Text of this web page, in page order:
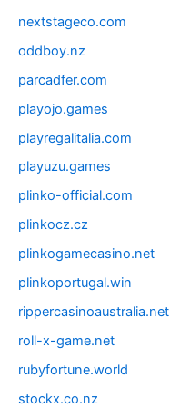
nextstageco.com
oddboy.nz
parcadfer.com
playojo.games
playregalitalia.com
playuzu.games
plinko-official.com
plinkocz.cz
plinkogamecasino.net
plinkoportugal.win
rippercasinoaustralia.net
roll-x-game.net
rubyfortune.world
stockx.co.nz